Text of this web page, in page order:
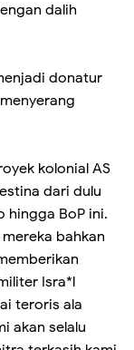
dalih
donatur
kolonial AS
dari dulu
hingga BoP ini.
bahkan
Isra*l
teroris ala
akan selalu